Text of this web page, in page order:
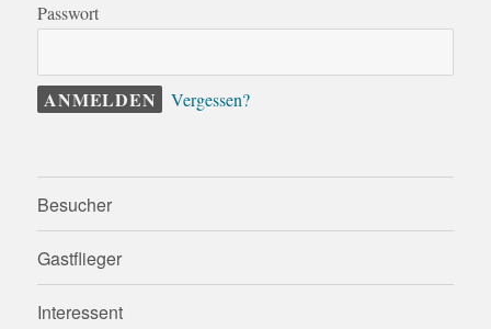
Passwort
Vergessen?
Besucher
Gastflieger
Interessent